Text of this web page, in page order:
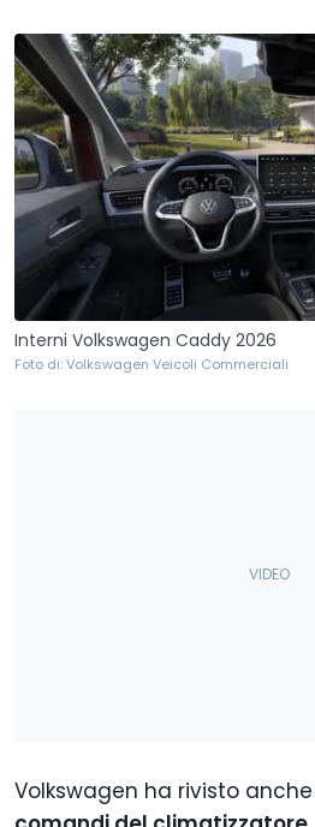
Interni Volkswagen Caddy 2026
Foto di: Volkswagen Veicoli Commerciali
Volkswagen ha rivisto anche